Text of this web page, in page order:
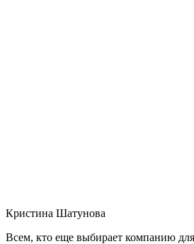
Кристина Шатунова
Всем, кто еще выбирает компанию